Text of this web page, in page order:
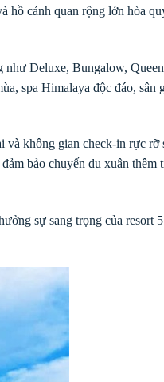
hồ cảnh quan rộng lớn hòa
như Deluxe, Bungalow,
spa Himalaya độc đáo, sân
không gian check-in rực rỡ
bảo chuyến du xuân thêm
sự sang trọng của resort